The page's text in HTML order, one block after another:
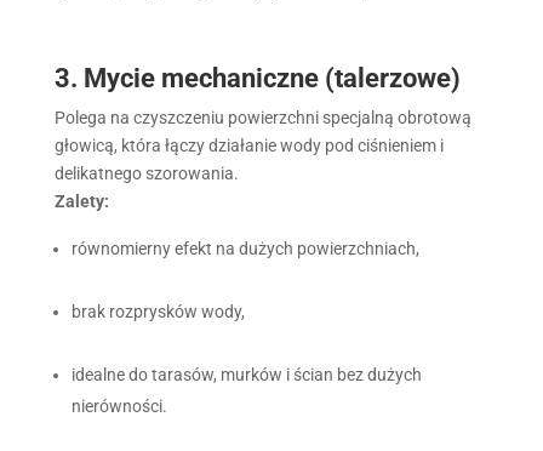
3. Mycie mechaniczne (talerzowe)
Polega na czyszczeniu powierzchni specjalną obrotową
głowicą, która łączy działanie wody pod ciśnieniem i
delikatnego szorowania.
Zalety:
równomierny efekt na dużych powierzchniach,
brak rozprysków wody,
idealne do tarasów, murków i ścian bez dużych
nierówności.